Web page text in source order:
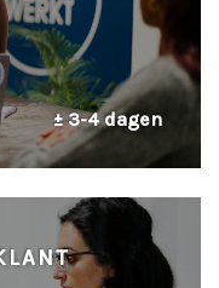
± 3-4 dagen